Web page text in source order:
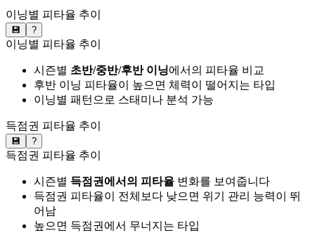
이닝별 피타율 추이
💾 ?
이닝별 피타율 추이
시즌별 초반/중반/후반 이닝에서의 피타율 비교
후반 이닝 피타율이 높으면 체력이 떨어지는 타입
이닝별 패턴으로 스태미나 분석 가능
득점권 피타율 추이
💾 ?
득점권 피타율 추이
시즌별 득점권에서의 피타율 변화를 보여줍니다
득점권 피타율이 전체보다 낮으면 위기 관리 능력이 뛰
어남
높으면 득점권에서 무너지는 타입